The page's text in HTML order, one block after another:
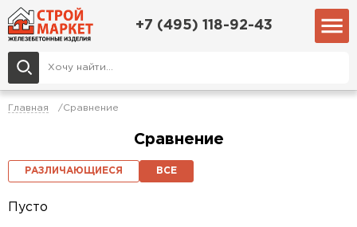
+7 (495) 118-92-43
Главная Сравнение
Сравнение
РАЗЛИЧАЮЩИЕСЯ ВСЕ
Пусто